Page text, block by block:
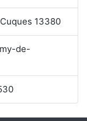
13380
de-